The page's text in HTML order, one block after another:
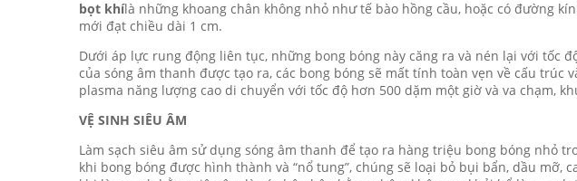
bọt khílà những khoang chân không nhỏ như tế bào hồng cầu, hoặc có đường
mới đạt chiều dài 1 cm.
Dưới áp lực rung động liên tục, những bong bóng này căng ra và nén lại với
của sóng âm thanh được tạo ra, các bong bóng sẽ mất tính toàn vẹn về cấu
plasma năng lượng cao di chuyển với tốc độ hơn 500 dặm một giờ và va chạm,
VỆ SINH SIÊU ÂM
Làm sạch siêu âm sử dụng sóng âm thanh để tạo ra hàng triệu bong bóng nhỏ
khi bong bóng được hình thành và “nổ tung”, chúng sẽ loại bỏ bụi bẩn, dầu